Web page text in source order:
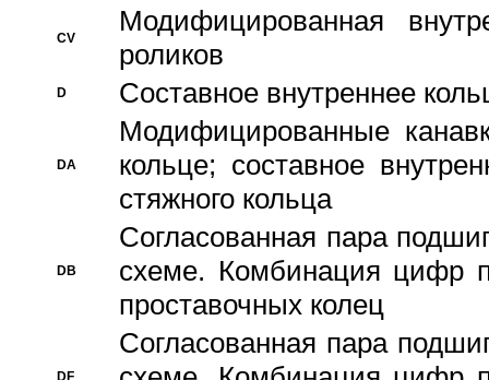
CV
Модифицированная
роликов
D Составное внутреннее
DA
Модифицированные
кольце; составное
стяжного кольца
DB
Согласованная пара
схеме. Комбинация цифр
проставочных колец
DF
Согласованная пара